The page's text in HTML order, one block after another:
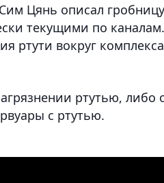
Цянь описал
текущими по
ртути вокруг
ртутью, либо
с ртутью.